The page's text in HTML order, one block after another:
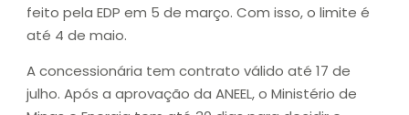
feito pela EDP em 5 de março. Com isso, o limite é
até 4 de maio.
A concessionária tem contrato válido até 17 de
julho. Após a aprovação da ANEEL, o Ministério de